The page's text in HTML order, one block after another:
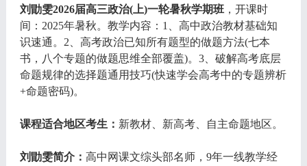
刘勖雯2026届高三政治(上)一轮暑秋学期班，开课时
间：2025年暑秋。教学内容：1、高中政治教材基础知
识速通。2、高考政治已知所有题型的做题方法(七本
书，八个专题的做题思维全部覆盖)。3、破解高考底层
命题规律的选择题通用技巧(快速学会高考中的专题辨析
+命题密码)。
课程适合地区考生： 新教材、新高考、自主命题地区。
刘勖雯简介： 高中网课文综头部名师，9年一线教学经